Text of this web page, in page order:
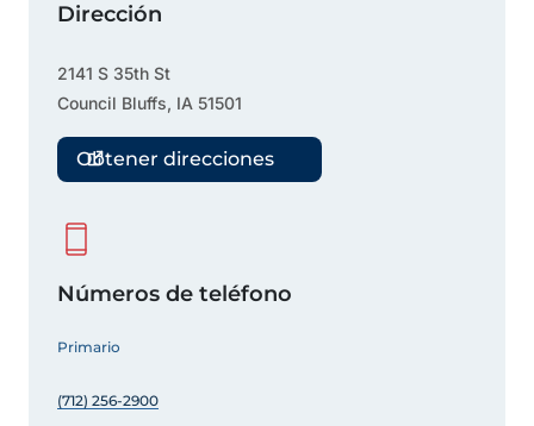
Dirección
2141 S 35th St
Council Bluffs, IA 51501
Obtener direcciones
Números de teléfono
Primario
(712) 256-2900